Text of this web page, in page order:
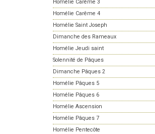
Homélie Carême 3
Homélie Carême 4
Homélie Saint Joseph
Dimanche des Rameaux
Homélie Jeudi saint
Solennité de Pâques
Dimanche Pâques 2
Homélie Pâques 5
Homélie Pâques 6
Homélie Ascension
Homélie Pâques 7
Homélie Pentecôte